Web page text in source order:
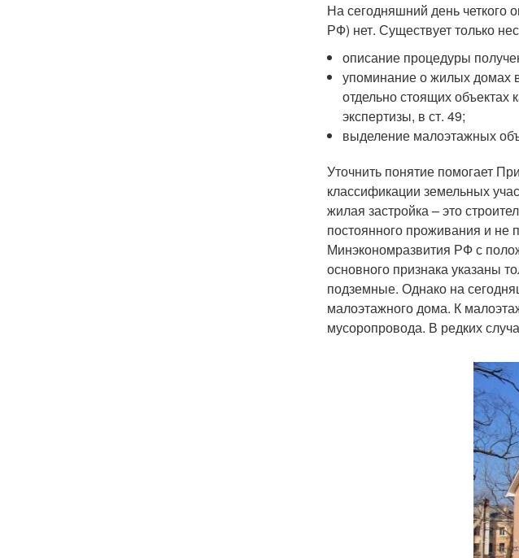
На сегодняшний день четкого
РФ) нет. Существует только
описание процедуры
упоминание о жилых домах
отдельно стоящих объектах
экспертизы, в ст. 49;
выделение малоэтажных
Уточнить понятие помогает
классификации земельных
жилая застройка – это
постоянного проживания и не
Минэкономразвития РФ с
основного признака указаны
подземные. Однако на
малоэтажного дома. К
мусоропровода. В редких